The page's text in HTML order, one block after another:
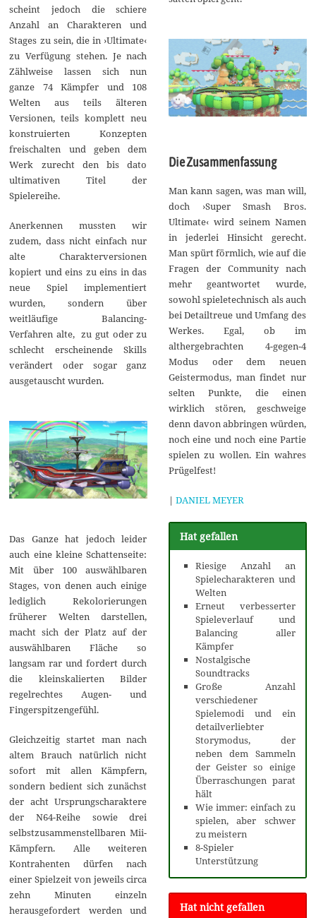
scheint jedoch die schiere
Anzahl an Charakteren und
Stages zu sein, die in ›Ultimate‹
zu Verfügung stehen. Je nach
Zählweise lassen sich nun
ganze 74 Kämpfer und 108
Welten aus teils älteren
Versionen, teils komplett neu
konstruierten Konzepten
freischalten und geben dem
Werk zurecht den bis dato
ultimativen Titel der
Spielereihe.
Anerkennen mussten wir
zudem, dass nicht einfach nur
alte Charakterversionen
kopiert und eins zu eins in das
neue Spiel implementiert
wurden, sondern über
weitläufige Balancing-
Verfahren alte, zu gut oder zu
schlecht erscheinende Skills
verändert oder sogar ganz
ausgetauscht wurden.
Das Ganze hat jedoch leider
auch eine kleine Schattenseite:
Mit über 100 auswählbaren
Stages, von denen auch einige
lediglich Rekolorierungen
früherer Welten darstellen,
macht sich der Platz auf der
auswählbaren Fläche so
langsam rar und fordert durch
die kleinskalierten Bilder
regelrechtes Augen- und
Fingerspitzengefühl.
Gleichzeitig startet man nach
altem Brauch natürlich nicht
sofort mit allen Kämpfern,
sondern bedient sich zunächst
der acht Ursprungscharaktere
der N64-Reihe sowie drei
selbstzusammenstellbaren Mii-
Kämpfern. Alle weiteren
Kontrahenten dürfen nach
einer Spielzeit von jeweils circa
zehn Minuten einzeln
herausgefordert werden und
Die Zusammenfassung
Man kann sagen, was man will,
doch ›Super Smash Bros.
Ultimate‹ wird seinem Namen
in jederlei Hinsicht gerecht.
Man spürt förmlich, wie auf die
Fragen der Community nach
mehr geantwortet wurde,
sowohl spieletechnisch als auch
bei Detailtreue und Umfang des
Werkes. Egal, ob im
althergebrachten 4-gegen-4
Modus oder dem neuen
Geistermodus, man findet nur
selten Punkte, die einen
wirklich stören, geschweige
denn davon abbringen würden,
noch eine und noch eine Partie
spielen zu wollen. Ein wahres
Prügelfest!
| DANIEL MEYER
Hat gefallen
Riesige Anzahl an
Spielecharakteren und
Welten
Erneut verbesserter
Spieleverlauf und
Balancing aller
Kämpfer
Nostalgische
Soundtracks
Große Anzahl
verschiedener
Spielemodi und ein
detailverliebter
Storymodus, der
neben dem Sammeln
der Geister so einige
Überraschungen parat
hält
Wie immer: einfach zu
spielen, aber schwer
zu meistern
8-Spieler
Unterstützung
Hat nicht gefallen